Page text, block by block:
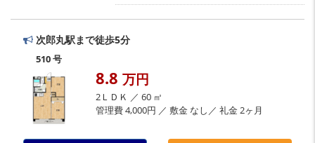
次郎丸駅まで徒歩5分
510 号
8.8 万円
2ＬＤＫ ／ 60 ㎡
管理費 4,000円 ／ 敷金 なし／ 礼金 2ヶ月